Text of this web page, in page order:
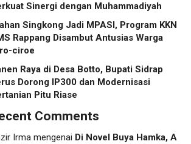
Sinergi dengan Muhammadiyah
Singkong Jadi MPASI, Program KKN
Rappang Disambut Antusias Warga
ciroe
Raya di Desa Botto, Bupati Sidrap
Dorong IP300 dan Modernisasi
Pitu Riase
Comments
Irma mengenai Di Novel Buya Hamka, A